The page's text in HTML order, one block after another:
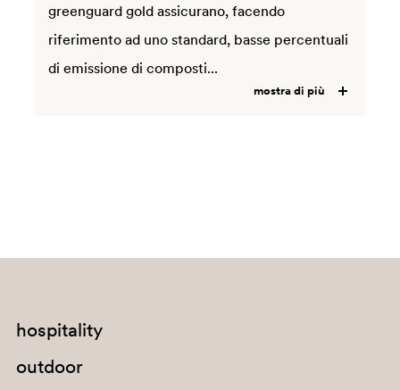
greenguard gold assicurano, facendo
riferimento ad uno standard, basse percentuali
di emissione di composti...
mostra di più
hospitality
outdoor